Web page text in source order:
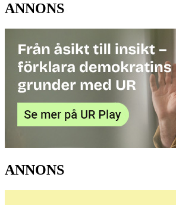
ANNONS
ANNONS